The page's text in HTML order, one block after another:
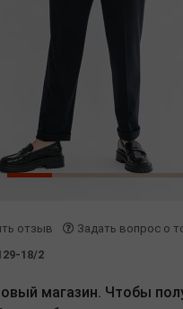
отзыв
Задать вопрос о
18/2
магазин. Чтобы